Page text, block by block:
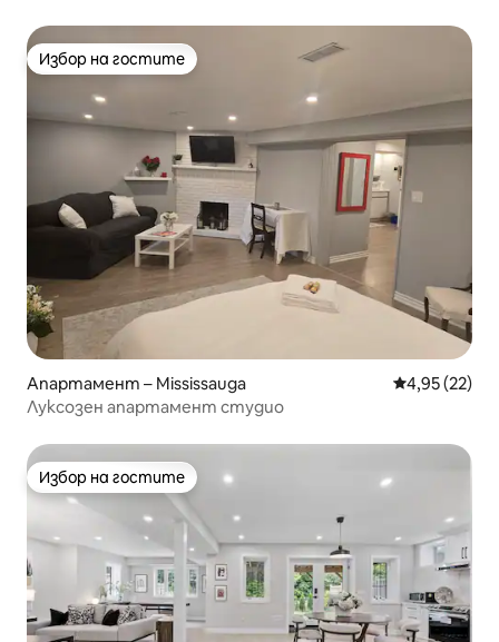
Избор на гостите
Избор на гостите
Апартамент – Mississauga Средна
4,95 (22)
Луксозен апартамент студио
Избор на гостите
Избор на гостите